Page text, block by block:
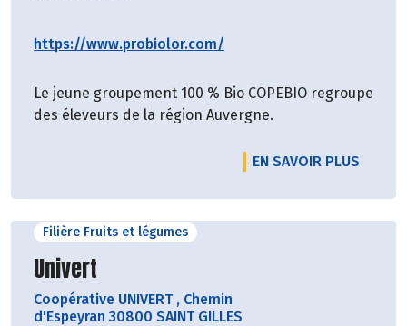
https://www.probiolor.com/
Le jeune groupement 100 % Bio COPEBIO regroupe
des éleveurs de la région Auvergne.
EN SAVOIR PLUS
Filière Fruits et légumes
Découvrir le producteur
Univert
Coopérative UNIVERT , Chemin
d'Espeyran 30800 SAINT GILLES